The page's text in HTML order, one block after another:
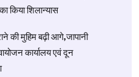
किया शिलान्यास
की मुहिम बढ़ी आगे,जापानी
कार्यालय एवं दून